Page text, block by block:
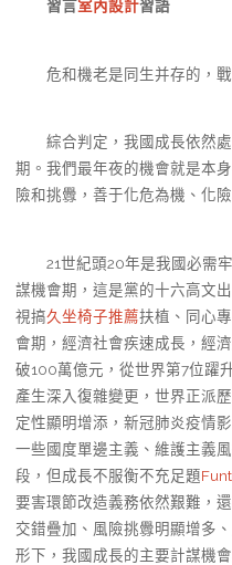
習言室內設計習語
危和機老是同生并存的，戰
綜合判定，我國成長依然處
期。我們最年夜的機會就是本
險和挑釁，善于化危為機、化險
21世紀頭20年是我國必需牢
謀機會期，這是黨的十六高文
視搞久坐椅子推薦扶植、同心
會期，經濟社會疾速成長，經
破100萬億元，從世界第7位躍
產生深入復雜變更，世界正派
定性顯明增添，新冠肺炎疫情
一些國度單邊主義、維護主義
段，但成長不服衡不充足題
要害環節改造義務依然艱難，
交錯疊加、風險挑釁明顯增多
形下，我國成長的主要計謀機